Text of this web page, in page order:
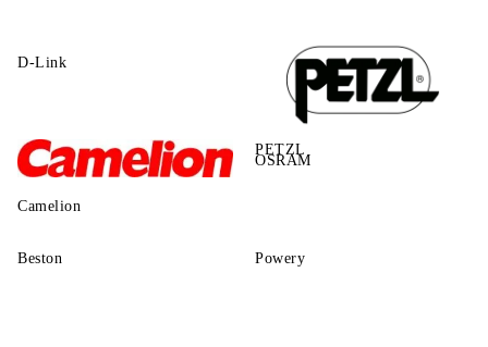
D-Link
PETZL
Camelion
OSRAM
Beston Powery